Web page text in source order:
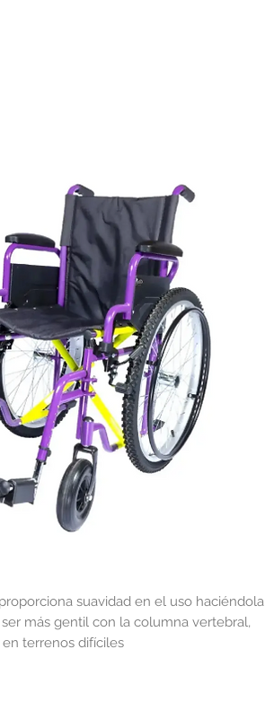
suavidad en el uso haciéndola
más gentil con la columna vertebral,
terrenos difíciles